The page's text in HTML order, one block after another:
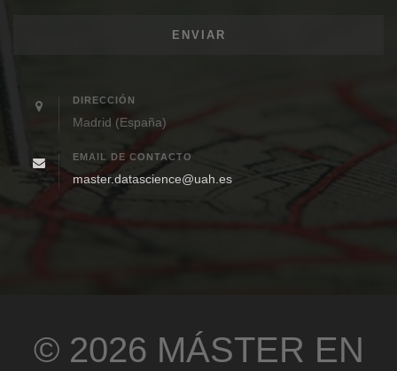
DIRECCIÓN
Madrid (España)
EMAIL DE CONTACTO
master.datascience@uah.es
© 2026 MÁSTER EN